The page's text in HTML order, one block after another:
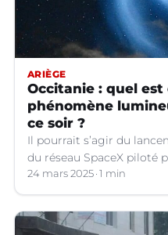
ARIÈGE
Occitanie : quel
phénomène
ce soir ?
Il pourrait s’agir du
du réseau SpaceX piloté
24 mars 2025 1 min